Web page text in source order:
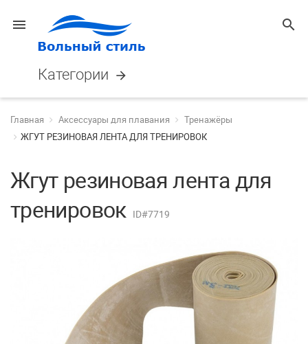
menu search
Категории arrow_forward
Главная Аксессуары для плавания
Тренажёры
ЖГУТ РЕЗИНОВАЯ ЛЕНТА ДЛЯ ТРЕНИРОВОК
Жгут резиновая лента для
тренировок ID#7719